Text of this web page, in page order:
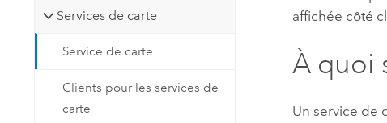
Services de carte
Service de carte
Clients pour les services de
carte
affichée côté
À quoi
Un service de